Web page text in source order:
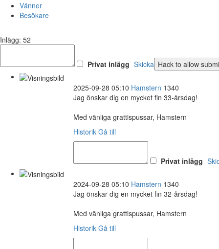
Vänner
Besökare
Inlägg: 52
Privat inlägg Skicka
2025-09-28 05:10 Hamstern 1340
Jag önskar dig en mycket fin 33-årsdag!
Med vänliga grattispussar, Hamstern
Historik Gå till
Privat inlägg
2024-09-28 05:10 Hamstern 1340
Jag önskar dig en mycket fin 32-årsdag!
Med vänliga grattispussar, Hamstern
Historik Gå till